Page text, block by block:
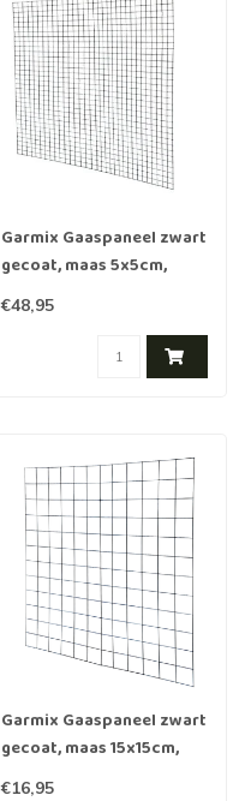
Garmix Gaaspaneel zwart
gecoat, maas 5x5cm,
180x180cm
€48,95
Garmix Gaaspaneel zwart
gecoat, maas 15x15cm,
180x180cm
€16,95